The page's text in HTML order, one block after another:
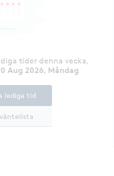
tider denna vecka,
Aug 2026, Måndag
lediga tid